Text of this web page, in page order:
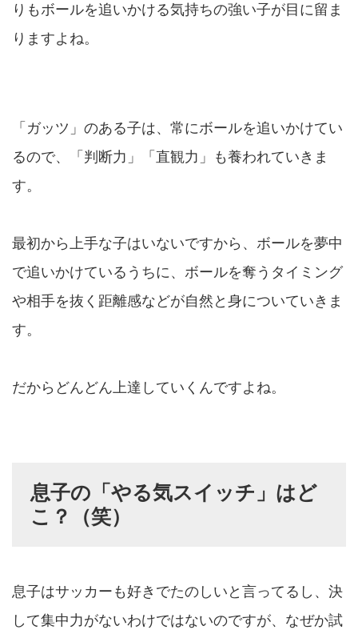
りもボールを追いかける気持ちの強い子が目に留ま
りますよね。
「ガッツ」のある子は、常にボールを追いかけてい
るので、「判断力」「直観力」も養われていきま
す。
最初から上手な子はいないですから、ボールを夢中
で追いかけているうちに、ボールを奪うタイミング
や相手を抜く距離感などが自然と身についていきま
す。
だからどんどん上達していくんですよね。
息子の「やる気スイッチ」はど
こ？（笑）
息子はサッカーも好きでたのしいと言ってるし、決
して集中力がないわけではないのですが、なぜか試